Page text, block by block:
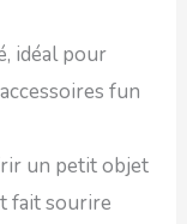
idéal pour
fun
un petit objet
fait sourire